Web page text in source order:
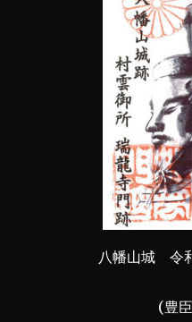
八幡山城 令
(豊